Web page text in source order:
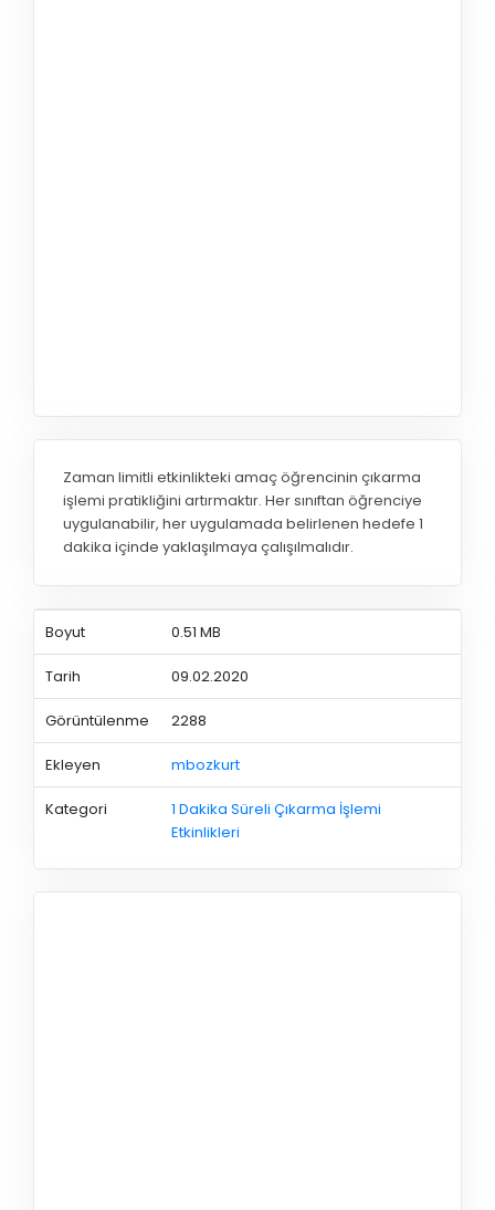
Zaman limitli etkinlikteki amaç öğrencinin çıkarma
işlemi pratikliğini artırmaktır. Her sınıftan öğrenciye
uygulanabilir, her uygulamada belirlenen hedefe 1
dakika içinde yaklaşılmaya çalışılmalıdır.
Boyut 0.51 MB
Tarih 09.02.2020
Görüntülenme 2288
Ekleyen mbozkurt
Kategori
1 Dakika Süreli Çıkarma İşlemi
Etkinlikleri